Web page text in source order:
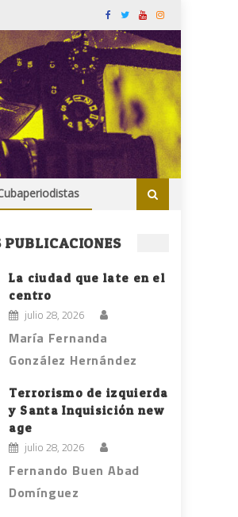
La ciudad que late en el
centro
julio 28, 2026
María Fernanda
González Hernández
Terrorismo de izquierda
y Santa Inquisición new
age
julio 28, 2026
Fernando Buen Abad
Domínguez